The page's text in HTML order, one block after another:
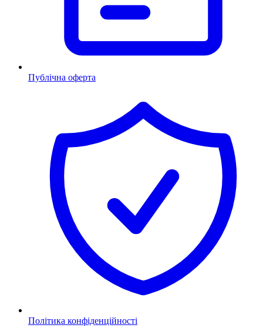
Публічна оферта
Політика конфіденційності